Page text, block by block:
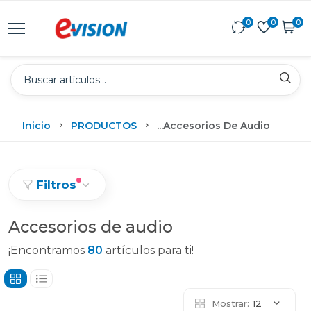
0 0 0
Inicio PRODUCTOS ...Accesorios De Audio
Filtros
Accesorios de audio
¡Encontramos 80 artículos para ti!
Mostrar: 12